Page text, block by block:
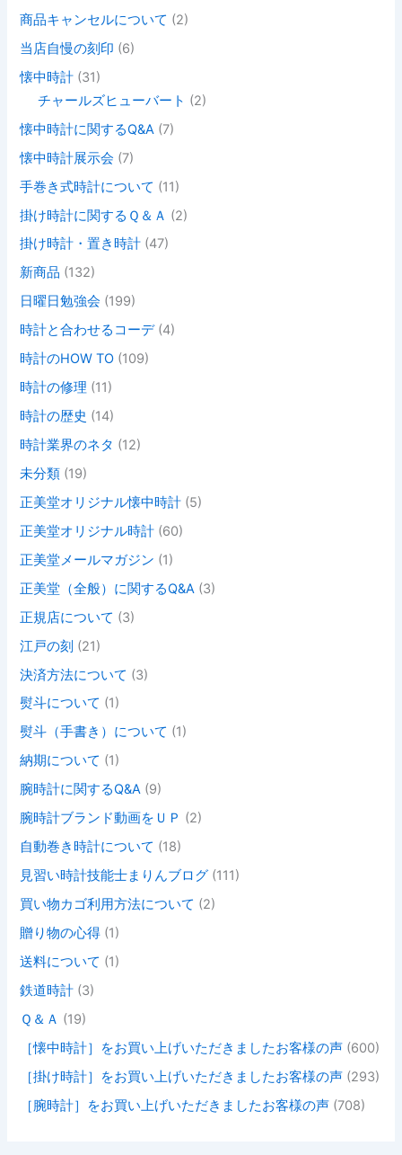
商品キャンセルについて (2)
当店自慢の刻印 (6)
懐中時計 (31)
チャールズヒューバート (2)
懐中時計に関するQ&A (7)
懐中時計展示会 (7)
手巻き式時計について (11)
掛け時計に関するＱ＆Ａ (2)
掛け時計・置き時計 (47)
新商品 (132)
日曜日勉強会 (199)
時計と合わせるコーデ(4)
時計のHOW TO (109)
時計の修理 (11)
時計の歴史 (14)
時計業界のネタ (12)
未分類 (19)
正美堂オリジナル懐中時計 (5)
正美堂オリジナル時計 (60)
正美堂メールマガジン (1)
正美堂（全般）に関するQ&A (3)
正規店について (3)
江戸の刻 (21)
決済方法について (3)
熨斗について (1)
熨斗（手書き）について (1)
納期について (1)
腕時計に関するQ&A (9)
腕時計ブランド動画をＵＰ (2)
自動巻き時計について (18)
見習い時計技能士まりんブログ (111)
買い物カゴ利用方法について (2)
贈り物の心得 (1)
送料について (1)
鉄道時計 (3)
Ｑ＆Ａ (19)
［懐中時計］をお買い上げいただきましたお客様の声 (600)
［掛け時計］をお買い上げいただきましたお客様の声 (293)
［腕時計］をお買い上げいただきましたお客様の声 (708)